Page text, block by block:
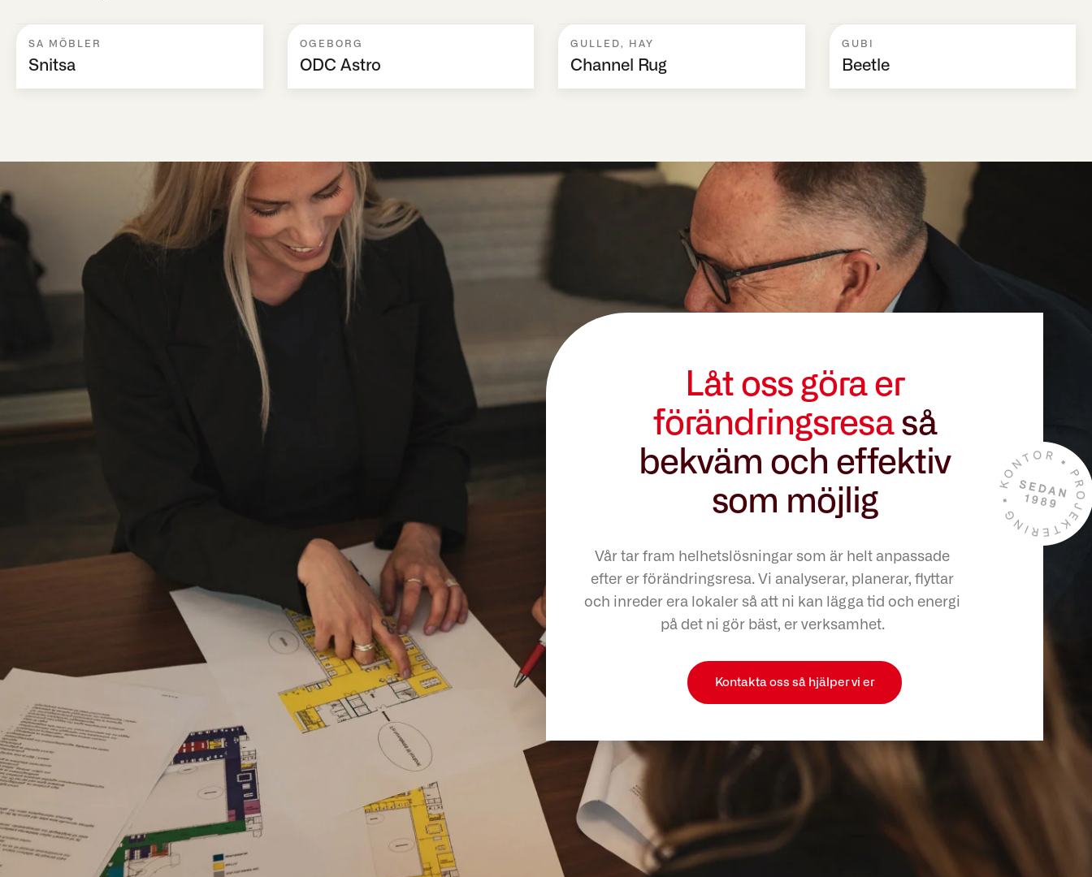
SA MÖBLER
Snitsa
OGEBORG
ODC Astro
GULLED, HAY
Channel Rug
GUBI
Beetle
Låt oss göra er
förändringsresa så
bekväm och effektiv
som möjlig
Vår tar fram helhetslösningar som är helt anpassade
efter er förändringsresa. Vi analyserar, planerar, flyttar
och inreder era lokaler så att ni kan lägga tid och energi
på det ni gör bäst, er verksamhet.
Kontakta oss så hjälper vi er